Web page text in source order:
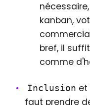
kanban,
bref, il
comme
Inclusion et
faut prendre